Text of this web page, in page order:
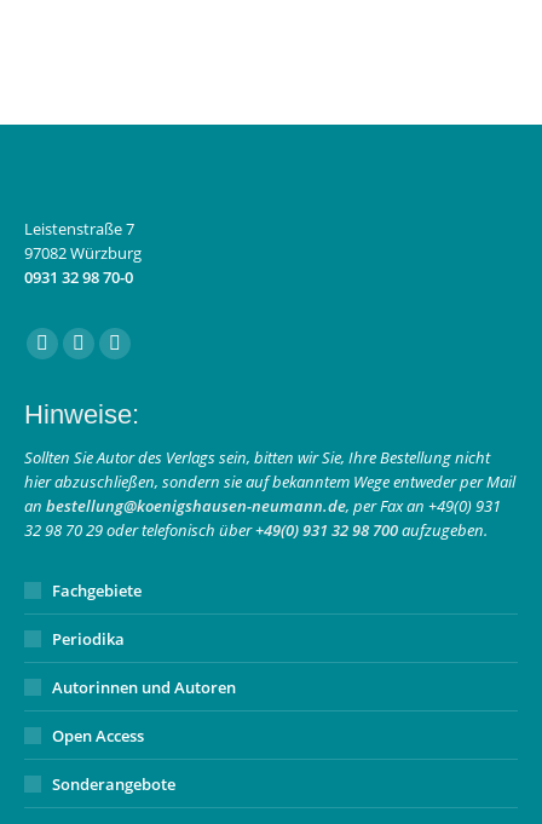
Leistenstraße 7
97082 Würzburg
0931 32 98 70-0
Finden Sie uns auf:
Facebook
opens
in
new
window
Instagram
opens
in
new
window
E-
page
opens
in
new
window
Hinweise:
Sollten Sie Autor des Verlags sein, bitten wir Sie, Ihre Bestellung nicht
hier abzuschließen, sondern sie auf bekanntem Wege entweder per Mail
an bestellung@koenigshausen-neumann.de, per Fax an +49(0) 931
32 98 70 29 oder telefonisch über+49(0) 931 32 98 700aufzugeben.
Fachgebiete
Periodika
Autorinnen und Autoren
Open Access
Sonderangebote